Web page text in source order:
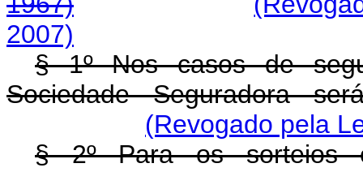
2007)
§ 1º Nos casos de
Sociedade Seguradora
(Revogado pela
§ 2º Para os sorteios